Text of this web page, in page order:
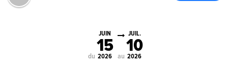
du
JUIN
15
2026 au
JUIL.
10
2026